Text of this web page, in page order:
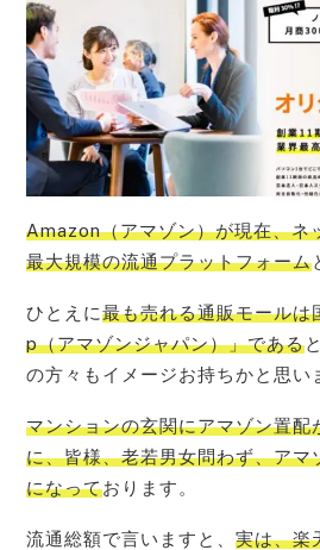
Amazon（アマゾン）が現在、ネ
最大規模の流通プラットフォーム
ひとえに最も売れる通販モール
p（アマゾンジャパン）」である
の方々もイメージお持ちかと思い
マンションの玄関にアマゾン置配
に、皆様、老若男女問わず、アマ
になっております。
流通総額で言いますと、実は、楽